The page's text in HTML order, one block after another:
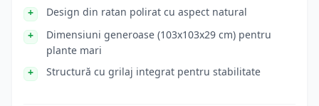
Design din ratan polirat cu aspect natural
Dimensiuni generoase (103x103x29 cm) pentru
plante mari
Structură cu grilaj integrat pentru stabilitate